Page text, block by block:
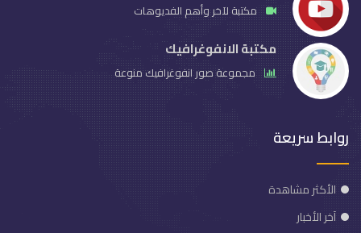
مكتبة لآخر وأهم الفديوهات
مكتبة الانفوغرافيك
مجموعة صور انفوغرافيك منوعة
روابط سريعة
الأكثر مشاهدة
آخر الأخبار